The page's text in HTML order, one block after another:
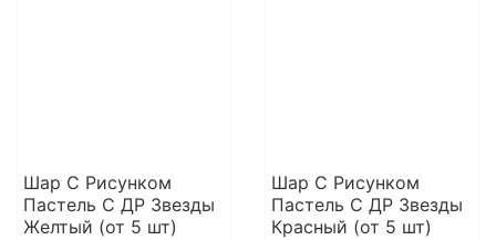
Шар С Рисунком
Пастель С ДР Звезды
Желтый (от 5 шт)
Шар С Рисунком
Пастель С ДР Звезды
Красный (от 5 шт)